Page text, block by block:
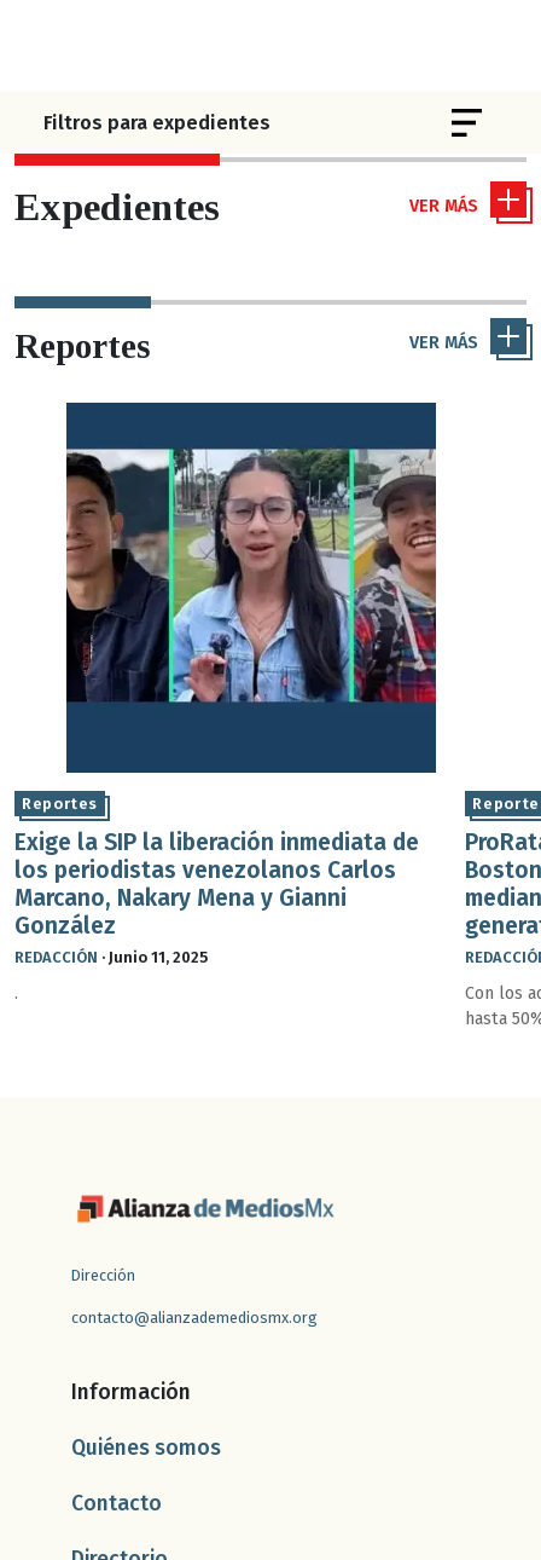
Filtros para expedientes Toggle
Expedientes VER MÁS
Reportes VER MÁS
Reportes
Exige la SIP la liberación inmediata de
los periodistas venezolanos Carlos
Marcano, Nakary Mena y Gianni
González
REDACCIÓN · Junio 11, 2025
.
Con los
hasta
Dirección
contacto@alianzademediosmx.org
Información
Quiénes somos
Contacto